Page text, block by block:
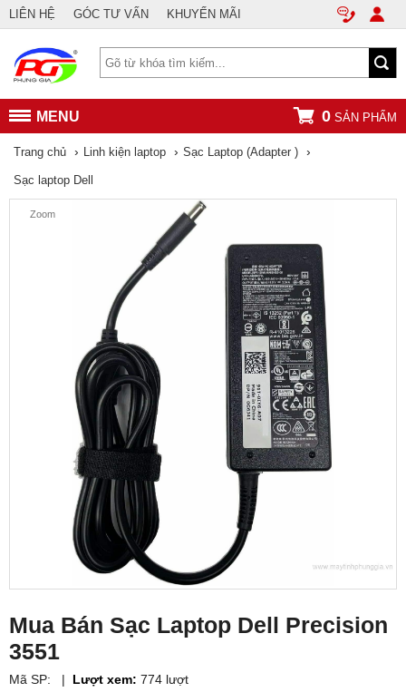
LIÊN HỆ GÓC TƯ VẤN KHUYẾN MÃI
MENU 0 SẢN PHẨM
Trang chủ › Linh kiện laptop › Sạc Laptop (Adapter ) ›
Sạc laptop Dell
Zoom
Mua Bán Sạc Laptop Dell Precision
3551
Mã SP: | Lượt xem: 774 lượt